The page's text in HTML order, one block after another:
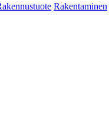
Rakentaminen